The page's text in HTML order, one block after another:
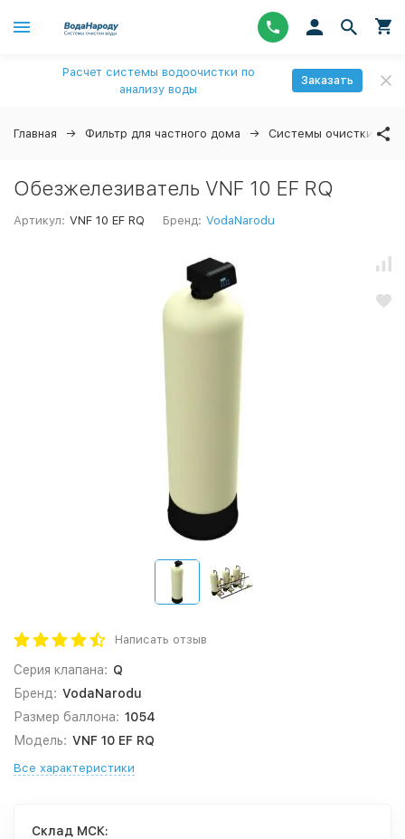
Расчет системы водоочистки по
анализу воды
Заказать
Главная Фильтр для частного дома Системы очистки воды
Обезжелезиватель VNF 10 EF RQ
Артикул: VNF 10 EF RQ Бренд: VodaNarodu
Написать отзыв
Серия клапана: Q
Бренд: VodaNarodu
Размер баллона: 1054
Модель: VNF 10 EF RQ
Все характеристики
Cклад МСК: